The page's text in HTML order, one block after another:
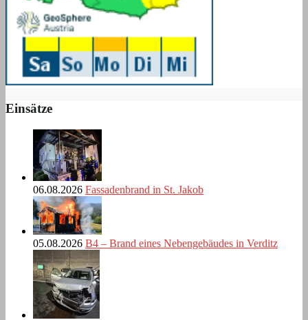
Einsätze
06.08.2026 Fassadenbrand in St. Jakob
05.08.2026 B4 – Brand eines Nebengebäudes in Verditz